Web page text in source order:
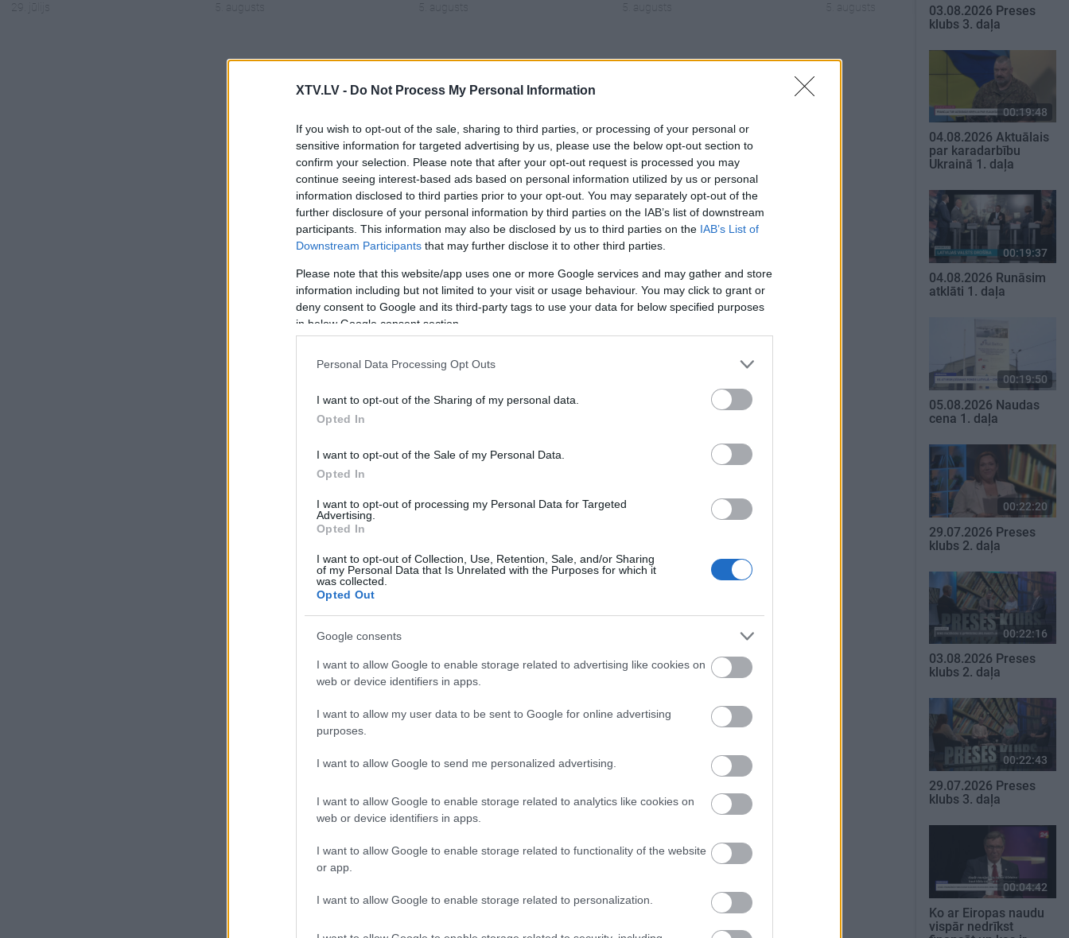
XTV.LV - Do Not Process My Personal Information
If you wish to opt-out of the sale, sharing to third parties, or processing of your personal or
sensitive information for targeted advertising by us, please use the below opt-out section to
confirm your selection. Please note that after your opt-out request is processed you may
continue seeing interest-based ads based on personal information utilized by us or personal
information disclosed to third parties prior to your opt-out. You may separately opt-out of the
further disclosure of your personal information by third parties on the IAB’s list of downstream
participants. This information may also be disclosed by us to third parties on the IAB’s List of
Downstream Participants that may further disclose it to other third parties.
Please note that this website/app uses one or more Google services and may gather and store
information including but not limited to your visit or usage behaviour. You may click to grant or
deny consent to Google and its third-party tags to use your data for below specified purposes
in below Google consent section.
Personal Data Processing Opt Outs
I want to opt-out of the Sharing of my personal data.
Opted In
I want to opt-out of the Sale of my Personal Data.
Opted In
I want to opt-out of processing my Personal Data for Targeted
Advertising.
Opted In
I want to opt-out of Collection, Use, Retention, Sale, and/or Sharing
of my Personal Data that Is Unrelated with the Purposes for which it
was collected.
Opted Out
Google consents
I want to allow Google to enable storage related to advertising like cookies on
web or device identifiers in apps.
I want to allow my user data to be sent to Google for online advertising
purposes.
I want to allow Google to send me personalized advertising.
I want to allow Google to enable storage related to analytics like cookies on
web or device identifiers in apps.
I want to allow Google to enable storage related to functionality of the website
or app.
I want to allow Google to enable storage related to personalization.
29. jūlijs 5. augusts 5. augusts 5. augusts 5. augusts
03.08.2026 Preses
klubs 3. daļa
00:19:48
04.08.2026 Aktuālais
par karadarbību
Ukrainā 1. daļa
00:19:37
04.08.2026 Runāsim
atklāti 1. daļa
00:19:50
05.08.2026 Naudas
cena 1. daļa
00:22:20
29.07.2026 Preses
klubs 2. daļa
00:22:16
03.08.2026 Preses
klubs 2. daļa
00:22:43
29.07.2026 Preses
klubs 3. daļa
00:04:42
Ko ar Eiropas naudu
vispār nedrīkst